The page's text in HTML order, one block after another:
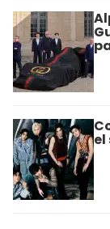
el